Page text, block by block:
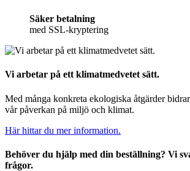
Säker betalning
med SSL-kryptering
Vi arbetar på ett klimatmedvetet sätt.
Med många konkreta ekologiska åtgärder
vår påverkan på miljö och klimat.
Här hittar du mer information.
Behöver du hjälp med din beställning? Vi
frågor.